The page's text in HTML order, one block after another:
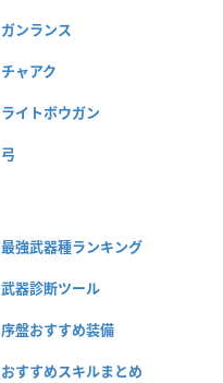
ガンランス
チャアク
ライトボウガン
弓
最強武器種ランキング
武器診断ツール
序盤おすすめ装備
おすすめスキルまとめ